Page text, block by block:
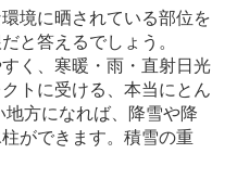
境に晒されている部位を
だと答えるでしょう。
く、寒暖・雨・直射日光
トに受ける、本当にとん
方になれば、降雪や降
ができます。積雪の重